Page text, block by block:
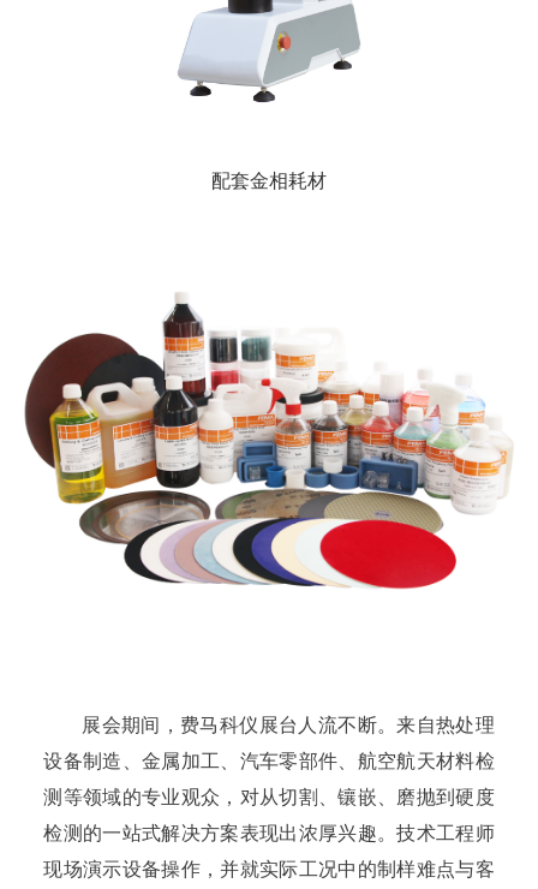
配套金相耗材
展会期间，费马科仪展台人流不断。来自热处理
设备制造、金属加工、汽车零部件、航空航天材料检
测等领域的专业观众，对从切割、镶嵌、磨抛到硬度
检测的一站式解决方案表现出浓厚兴趣。技术工程师
现场演示设备操作，并就实际工况中的制样难点与客